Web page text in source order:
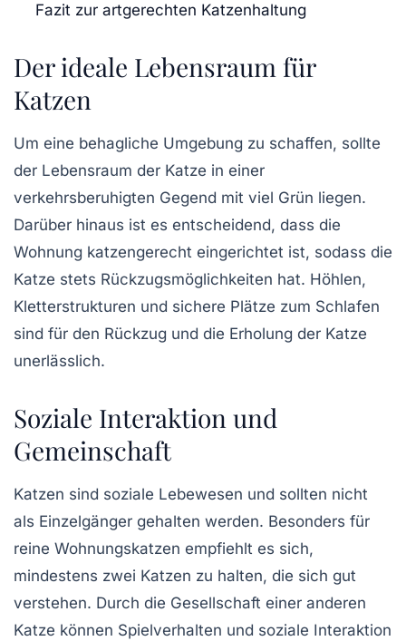
Fazit zur artgerechten Katzenhaltung
Der ideale Lebensraum für
Katzen
Um eine behagliche Umgebung zu schaffen, sollte
der Lebensraum der Katze in einer
verkehrsberuhigten Gegend mit viel Grün liegen.
Darüber hinaus ist es entscheidend, dass die
Wohnung katzengerecht eingerichtet ist, sodass die
Katze stets Rückzugsmöglichkeiten hat. Höhlen,
Kletterstrukturen und sichere Plätze zum Schlafen
sind für den Rückzug und die Erholung der Katze
unerlässlich.
Soziale Interaktion und
Gemeinschaft
Katzen sind soziale Lebewesen und sollten nicht
als Einzelgänger gehalten werden. Besonders für
reine Wohnungskatzen empfiehlt es sich,
mindestens zwei Katzen zu halten, die sich gut
verstehen. Durch die Gesellschaft einer anderen
Katze können Spielverhalten und soziale Interaktion